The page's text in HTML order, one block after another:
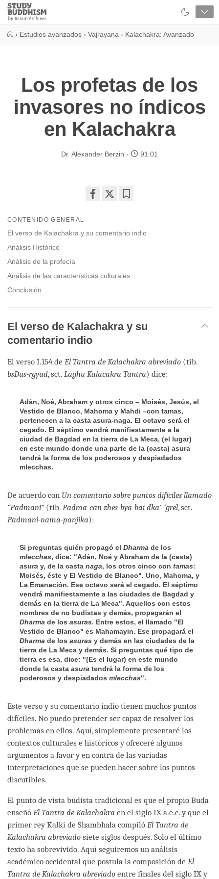
Close
Study
Buddhism
› Estudios avanzados › Vajrayana › Kalachakra: Avanzado
Los profetas de los
invasores no índicos
en Kalachakra
Dr. Alexander Berzin 91:01
CONTENIDO GENERAL
El verso de Kalachakra y su comentario indio
Análisis Histórico
Análisis de la profecía
Análisis de las características culturales
Conclusión
El verso de Kalachakra y su
comentario indio
El verso I.154 de El Tantra de Kalachakra abreviado (tib.
bsDus-rgyud, sct. Laghu Kalacakra Tantra) dice:
Adán, Noé, Abraham y otros cinco – Moisés, Jesús, el
Vestido de Blanco, Mahoma y Mahdi –con tamas,
pertenecen a la casta asura-naga. El octavo será el
cegado. El séptimo vendrá manifiestamente a la
ciudad de Bagdad en la tierra de La Meca, (el lugar)
en este mundo donde una parte de la (casta) asura
tendrá la forma de los poderosos y despiadados
mlecchas.
De acuerdo con Un comentario sobre puntos difíciles llamado
“Padmani”(tib. Padma-can zhes-bya-bai dka’-‘grel, sct.
Padmani-nama-panjika):
Si preguntas quién propagó el Dharma de los
mlecchas, dice: "Adán, Noé y Abraham de la (casta)
asura y, de la casta naga, los otros cinco con tamas:
Moisés, éste y El Vestido de Blanco". Uno, Mahoma, y
La Emanación. Ese octavo será el cegado. El séptimo
vendrá manifiestamente a las ciudades de Bagdad y
demás en la tierra de La Meca". Aquellos con estos
nombres de no budistas y demás, propagarán el
Dharma de los asuras. Entre estos, el llamado "El
Vestido de Blanco" es Mahamayin. Ese propagará el
Dharma de los asuras y demás en las ciudades de la
tierra de La Meca y demás. Si preguntas qué tipo de
tierra es esa, dice: "(Es el lugar) en este mundo
donde la casta asura tendrá la forma de los
poderosos y despiadados mlecchas".
Este verso y su comentario indio tienen muchos puntos
difíciles. No puedo pretender ser capaz de resolver los
problemas en ellos. Aquí, simplemente presentaré los
contextos culturales e históricos y ofreceré algunos
argumentos a favor y en contra de las variadas
interpretaciones que se pueden hacer sobre los puntos
discutibles.
El punto de vista budista tradicional es que el propio Buda
enseñó El Tantra de Kalachakra en el siglo IX a.e.c. y que el
primer rey Kalki de Shambhala compiló El Tantra de
Kalachakra abreviado siete siglos después. Solo el último
texto ha sobrevivido. Aquí seguiremos un análisis
académico occidental que postula la composición de El
Tantra de Kalachakra abreviado entre finales del siglo IX y